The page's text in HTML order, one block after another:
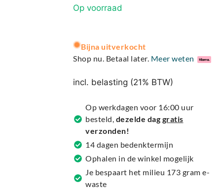
Op voorraad
A
t
e
a
v
e
:
Bijna uitverkocht
Shop nu. Betaal later. Meer weten
incl. belasting (21% BTW)
Op werkdagen voor 16:00 uur
besteld, dezelde dag gratis
verzonden!
14 dagen bedenktermijn
Ophalen in de winkel mogelijk
Je bespaart het milieu 173 gram e-
waste